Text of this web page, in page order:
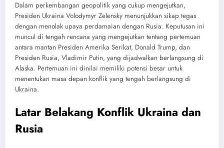
Dalam perkembangan geopolitik yang cukup mengejutkan,
Presiden Ukraina Volodymyr Zelensky menunjukkan sikap tegas
dengan menolak upaya perdamaian dengan Rusia. Keputusan ini
muncul di tengah rencana yang mengejutkan tentang pertemuan
antara mantan Presiden Amerika Serikat, Donald Trump, dan
Presiden Rusia, Vladimir Putin, yang dijadwalkan berlangsung di
Alaska. Pertemuan ini dinilai memiliki potensi besar untuk
menentukan masa depan konflik yang tengah berlangsung di
Ukraina.
Latar Belakang Konflik Ukraina dan
Rusia